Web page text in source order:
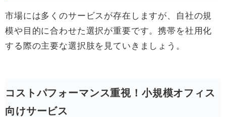
市場には多くのサービスが存在しますが、自社の規
模や目的に合わせた選択が重要です。携帯を社用化
する際の主要な選択肢を見ていきましょう。
コストパフォーマンス重視！小規模オフィス
向けサービス